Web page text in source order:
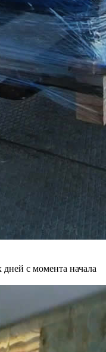
дней с момента начала